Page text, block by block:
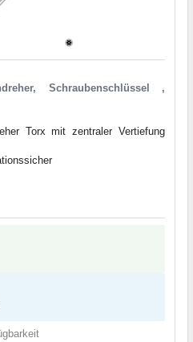
Schraubenschlüssel ,
Torx mit zentraler Vertiefung